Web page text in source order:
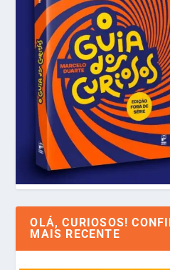
OLÁ, CURIOSOS!
MAIS RECENTE